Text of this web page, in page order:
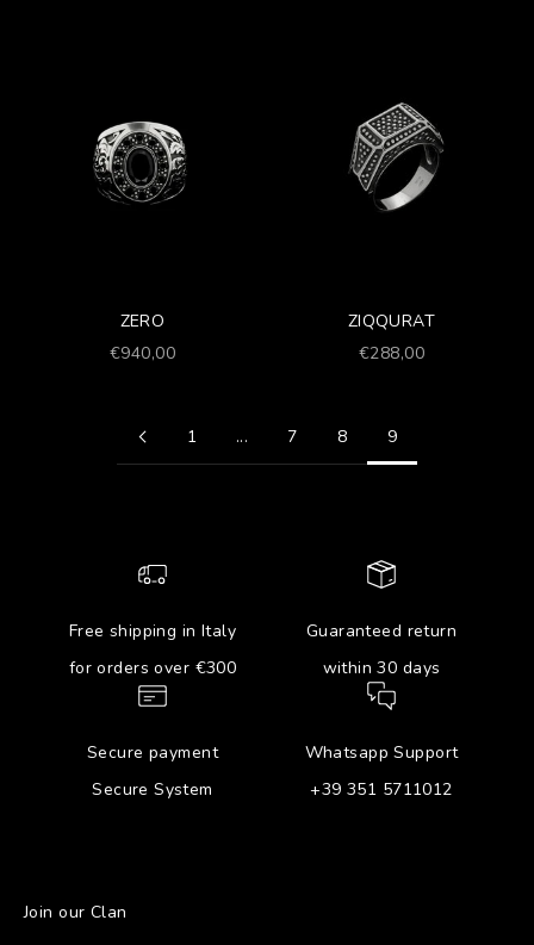
ZERO
Prezzo scontato
€940,00
ZIQQURAT
Prezzo scontato
€288,00
1 ... 7 8 9
Free shipping in Italy
for orders over €300
Guaranteed return
within 30 days
Secure payment
Secure System
Whatsapp Support
+39 351 5711012
Join our Clan